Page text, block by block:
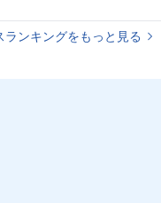
ランキングをもっと見る